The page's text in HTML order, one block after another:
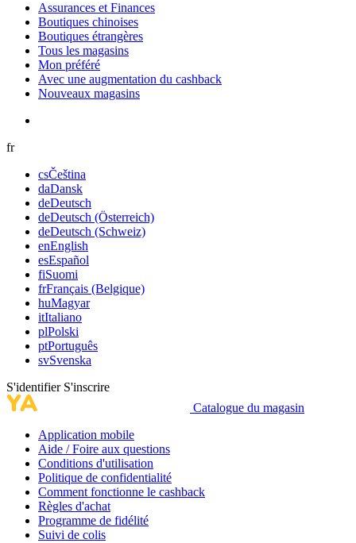
Assurances et Finances
Boutiques chinoises
Boutiques étrangères
Tous les magasins
Mon préféré
Avec une augmentation du cashback
Nouveaux magasins
fr
csČeština
daDansk
deDeutsch
deDeutsch (Österreich)
deDeutsch (Schweiz)
enEnglish
esEspañol
fiSuomi
frFrançais (Belgique)
huMagyar
itItaliano
plPolski
ptPortuguês
svSvenska
S'identifier S'inscrire
Catalogue du magasin
Application mobile
Aide / Foire aux questions
Conditions d'utilisation
Politique de confidentialité
Comment fonctionne le cashback
Règles d'achat
Programme de fidélité
Suivi de colis